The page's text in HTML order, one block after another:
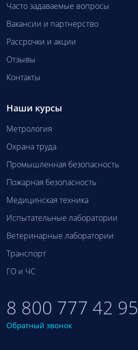
Часто задаваемые вопросы
Вакансии и партнерство
Рассрочки и акции
Отзывы
Контакты
Наши курсы
Метрология
Охрана труда
Промышленная безопасность
Пожарная безопасность
Медицинская техника
Испытательные лаборатории
Ветеринарные лаборатории
Транспорт
ГО и ЧС
8 800 777 42 95
Обратный звонок